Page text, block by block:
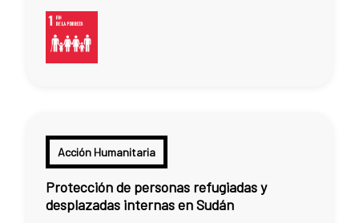
Acción Humanitaria
Protección de personas refugiadas y
desplazadas internas en Sudán